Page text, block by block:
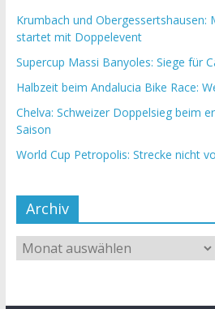
Krumbach und Obergessertshausen:
startet mit Doppelevent
Supercup Massi Banyoles: Siege für
Halbzeit beim Andalucia Bike Race:
Chelva: Schweizer Doppelsieg beim
Saison
World Cup Petropolis: Strecke nicht
Archiv